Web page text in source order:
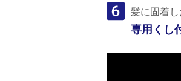
髪に固着し
専用くし